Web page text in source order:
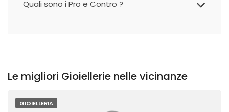
Quali sono i Pro e Contro ?
Le migliori Gioiellerie nelle vicinanze
GIOIELLERIA